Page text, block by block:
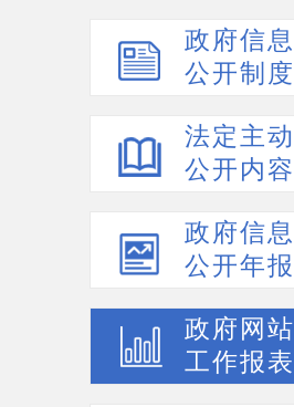
政府信息
公开制度
法定主动
公开内容
政府信息
公开年报
政府网站
工作报表